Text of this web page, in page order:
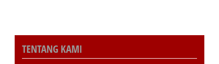
TENTANG KAMI